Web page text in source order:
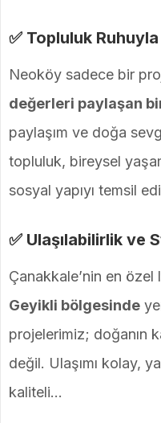
✅ Topluluk
Neoköy sadece bir
değerleri paylaşan
paylaşım ve doğa
topluluk, bireysel
sosyal yapıyı temsil
✅ Ulaşılabilirlik ve
Çanakkale’nin en özel
Geyikli bölgesinde
projelerimiz; doğanın
değil. Ulaşımı kolay,
kaliteli…